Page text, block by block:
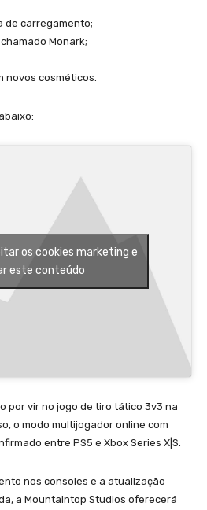
de carregamento;
Monark;
novos cosméticos.
os cookies marketing e
este conteúdo
por vir no jogo de tiro tático 3v3 na
o modo multijogador online com
entre PS5 e Xbox Series X|S.
nos consoles e a atualização
a Mountaintop Studios oferecerá